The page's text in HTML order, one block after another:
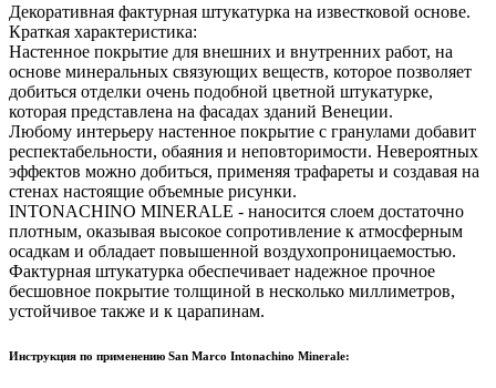
Декоративная фактурная штукатурка на известковой основе.
Краткая характеристика:
Настенное покрытие для внешних и внутренних работ, на
основе минеральных связующих веществ, которое позволяет
добиться отделки очень подобной цветной штукатурке,
которая представлена на фасадах зданий Венеции.
Любому интерьеру настенное покрытие с гранулами добавит
респектабельности, обаяния и неповторимости. Невероятных
эффектов можно добиться, применяя трафареты и создавая на
стенах настоящие объемные рисунки.
INTONACHINO MINERALE - наносится слоем достаточно
плотным, оказывая высокое сопротивление к атмосферным
осадкам и обладает повышенной воздухопроницаемостью.
Фактурная штукатурка обеспечивает надежное прочное
бесшовное покрытие толщиной в несколько миллиметров,
устойчивое также и к царапинам.
Инструкция по применению San Marco Intonachino Minerale: